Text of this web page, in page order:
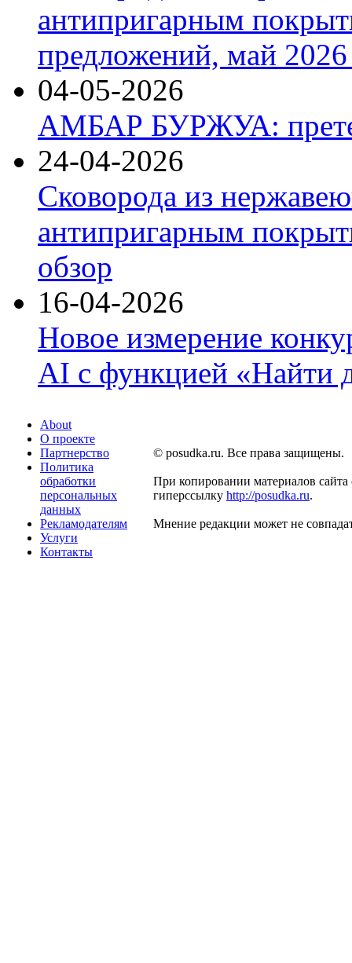
антипригарным
предложений, май 2026
04-05-2026
АМБАР БУРЖУА:
24-04-2026
Сковорода из
антипригарным
обзор
16-04-2026
Новое измерение
AI с функцией «Найти
About
О проекте
Партнерство
Политика
обработки
персональных
данных
Рекламодателям
Услуги
Контакты
© posudka.ru. Все права защищены.
При копировании материалов сайта
гиперссылку http://posudka.ru.
Мнение редакции может не